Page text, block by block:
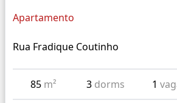
Apartamento
Rua Fradique Coutinho
85 m² 3 dorms 1